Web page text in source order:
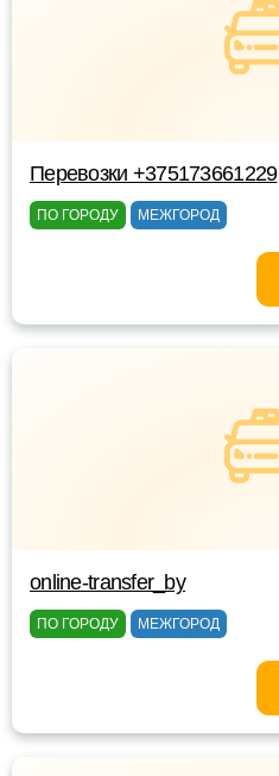
Перевозки +375173661229
ПО ГОРОДУ МЕЖГОРОД
online-transfer_by
ПО ГОРОДУ МЕЖГОРОД